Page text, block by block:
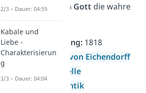
seinenGlauben an Gott die wahre
Veröffentlichung: 1818
Autor:Joseph von Eichendorff
Novelle
Romantik
2/3 – Dauer: 04:59
Kabale und
Liebe -
Charakterisierun
g
3/3 – Dauer: 04:04